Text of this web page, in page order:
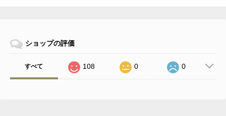
ショップの評価
すべて 108 0 0